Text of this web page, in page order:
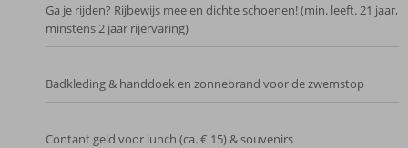
Ga je rijden? Rijbewijs mee en dichte schoenen! (min. leeft. 21 jaar,
minstens 2 jaar rijervaring)
Badkleding & handdoek en zonnebrand voor de zwemstop
Contant geld voor lunch (ca. € 15) & souvenirs